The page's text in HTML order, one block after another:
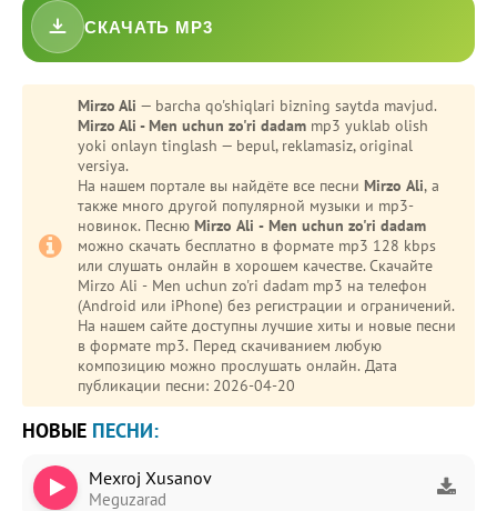
СКАЧАТЬ MP3
Mirzo Ali — barcha qo'shiqlari bizning saytda mavjud.
Mirzo Ali - Men uchun zo'ri dadam mp3 yuklab olish
yoki onlayn tinglash — bepul, reklamasiz, original
versiya.
На нашем портале вы найдёте все песни Mirzo Ali, а
также много другой популярной музыки и mp3-
новинок. Песню Mirzo Ali - Men uchun zo'ri dadam
можно скачать бесплатно в формате mp3 128 kbps
или слушать онлайн в хорошем качестве. Скачайте
Mirzo Ali - Men uchun zo'ri dadam mp3 на телефон
(Android или iPhone) без регистрации и ограничений.
На нашем сайте доступны лучшие хиты и новые песни
в формате mp3. Перед скачиванием любую
композицию можно прослушать онлайн. Дата
публикации песни: 2026-04-20
НОВЫЕ ПЕСНИ:
Mexroj Xusanov
Meguzarad